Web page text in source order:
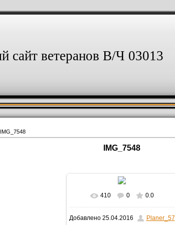
сайт ветеранов В/Ч 03013
IMG_7548
В реальном размере
1024x683/ 176.8Kb
410 0 0.0
Добавлено25.04.2016 Planer_57